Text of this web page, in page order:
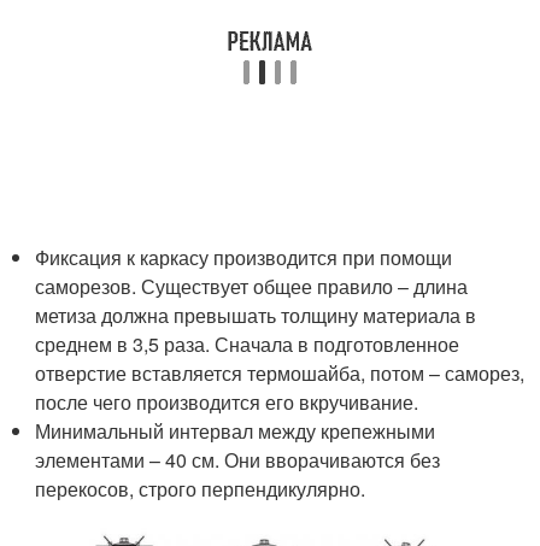
Фиксация к каркасу производится при помощи
саморезов. Существует общее правило – длина
метиза должна превышать толщину материала в
среднем в 3,5 раза. Сначала в подготовленное
отверстие вставляется термошайба, потом – саморез,
после чего производится его вкручивание.
Минимальный интервал между крепежными
элементами – 40 см. Они вворачиваются без
перекосов, строго перпендикулярно.